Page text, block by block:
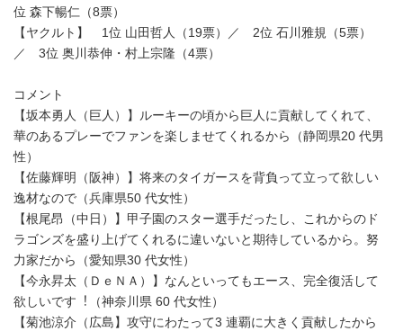
位 森下暢仁（8票）
【ヤクルト】 1位 山田哲人（19票）／ 2位 石川雅規（5票）
／ 3位 奥川恭伸・村上宗隆（4票）
コメント
【坂本勇人（巨人）】ルーキーの頃から巨人に貢献してくれて、
華のあるプレーでファンを楽しませてくれるから（静岡県20 代男
性）
【佐藤輝明（阪神）】将来のタイガースを背負って立って欲しい
逸材なので（兵庫県50 代女性）
【根尾昂（中日）】甲子園のスター選手だったし、これからのド
ラゴンズを盛り上げてくれるに違いないと期待しているから。努
力家だから（愛知県30 代女性）
【今永昇太（ＤｅＮＡ）】なんといってもエース、完全復活して
欲しいです︕（神奈川県 60 代女性）
【菊池涼介（広島】攻守にわたって3 連覇に大きく貢献したから